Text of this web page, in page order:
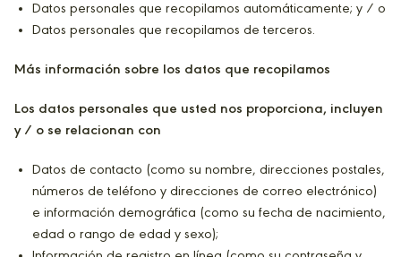
Datos personales que recopilamos automáticamente; y / o
Datos personales que recopilamos de terceros.
Más información sobre los datos que recopilamos
Los datos personales que usted nos proporciona, incluyen
y / o se relacionan con
Datos de contacto (como su nombre, direcciones postales,
números de teléfono y direcciones de correo electrónico)
e información demográfica (como su fecha de nacimiento,
edad o rango de edad y sexo);